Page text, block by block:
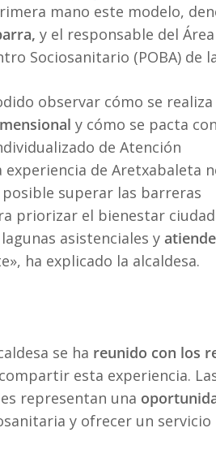
mano este modelo,
y el responsable del
Sociosanitario (POBA) de
observar cómo se realiza
y cómo se pacta
de Atención
experiencia de Aretxabaleta
superar las barreras
priorizar el bienestar
asistenciales y
ha explicado la alcaldesa.
se ha reunido con los
esta experiencia.
representan una
y ofrecer un servicio